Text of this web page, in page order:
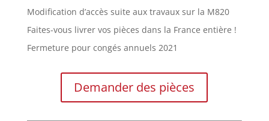
Modification d’accès suite aux travaux sur la M820
Faites-vous livrer vos pièces dans la France entière !
Fermeture pour congés annuels 2021
Demander des pièces